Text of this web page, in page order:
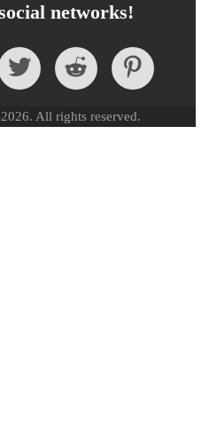
networks!
All rights reserved.